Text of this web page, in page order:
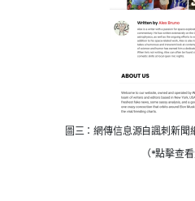
圖三：網傳信息源自諷刺新聞
（*點擊查看